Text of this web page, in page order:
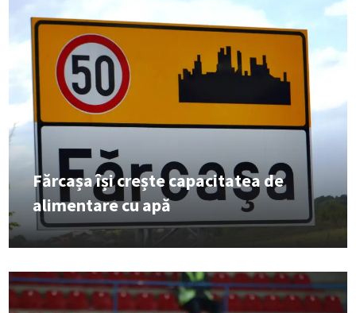
Fărcașa își crește capacitatea de
alimentare cu apă